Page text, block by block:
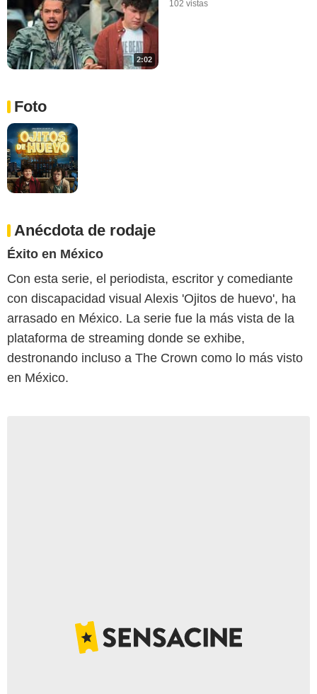
2:02
102 vistas
Foto
Anécdota de rodaje
Éxito en México
Con esta serie, el periodista, escritor y comediante
con discapacidad visual Alexis 'Ojitos de huevo', ha
arrasado en México. La serie fue la más vista de la
plataforma de streaming donde se exhibe,
destronando incluso a The Crown como lo más visto
en México.